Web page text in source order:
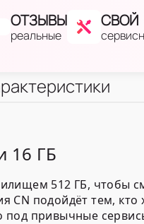
ОТЗЫВЫ
реальные
СВОЙ
16 ГБ
512 ГБ, чтобы
CN подойдёт тем, кто
под привычные